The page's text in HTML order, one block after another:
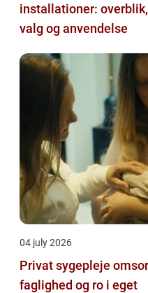
installationer: overblik,
valg og anvendelse
04 july 2026
Privat sygepleje omsorg,
faglighed og ro i eget